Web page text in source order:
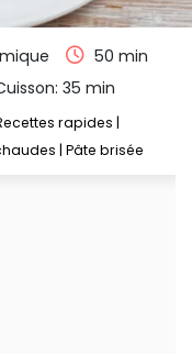
50 min
35 min
rapides
Pâte brisée